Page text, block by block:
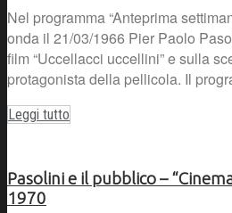
Nel programma “Anteprima
onda il 21/03/1966 Pier Paolo
film “Uccellacci uccellini” e sulla
protagonista della pellicola. Il
Leggi tutto
Pasolini e il pubblico –
1970